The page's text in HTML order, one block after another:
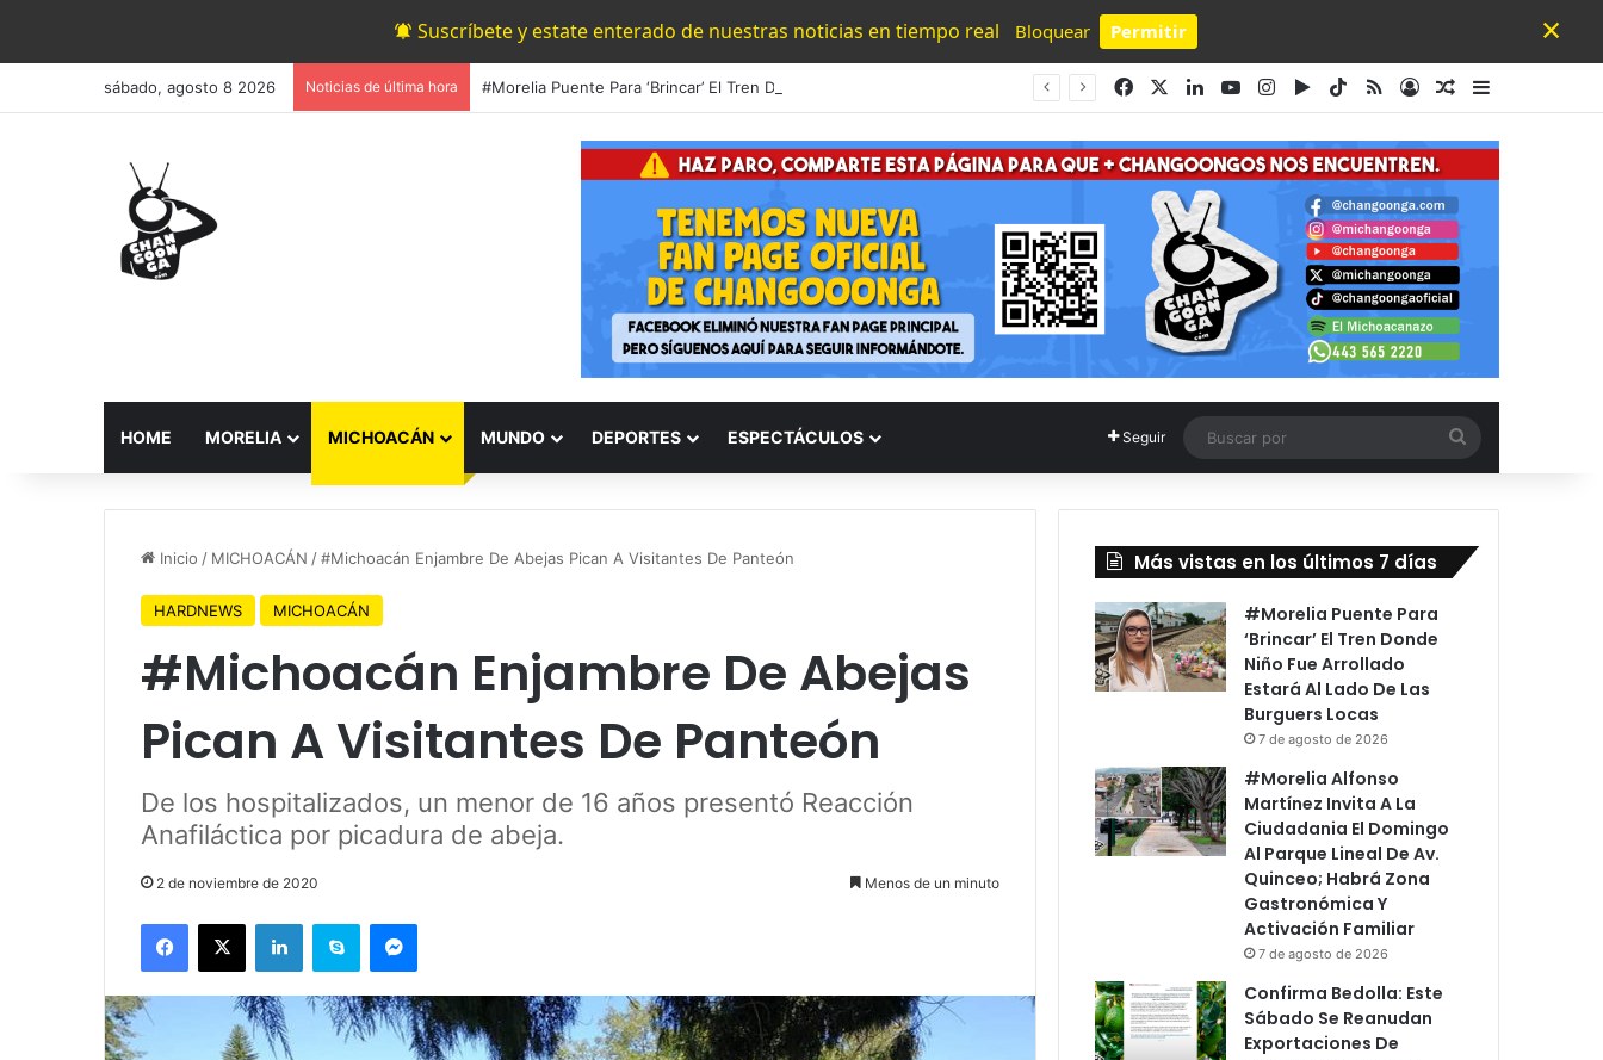
Suscríbete y estate enterado de nuestras noticias en tiempo real Bloquear Permitir
Powered by SendPulse
×
sábado, agosto 8 2026 Noticias de última hora FacebookLinkedInYouTubeInstagram
Google Play
TikTok
RSSAccesoPublicación al
Barra lateral
HOME MORELIA MICHOACÁN MUNDO DEPORTES ESPECTÁCULOS Seguir
por
Inicio / MICHOACÁN /#Michoacán Enjambre De Abejas Pican A Visitantes De Panteón
HARDNEWS MICHOACÁN
#Michoacán Enjambre De Abejas
Pican A Visitantes De Panteón
De los hospitalizados, un menor de 16 años presentó Reacción
Anafiláctica por picadura de abeja.
2 de noviembre de 2020 Menos de un minuto
Facebook
X LinkedInSkype Messenger
Más vistas en los últimos 7 días
#Morelia Puente Para
‘Brincar’ El Tren Donde
Niño Fue Arrollado
Estará Al Lado De Las
Burguers Locas
7 de agosto de 2026
#Morelia Alfonso
Martínez Invita A La
Ciudadania El Domingo
Al Parque Lineal De Av.
Quinceo; Habrá Zona
Gastronómica Y
Activación Familiar
7 de agosto de 2026
Confirma Bedolla: Este
Sábado Se Reanudan
Exportaciones De